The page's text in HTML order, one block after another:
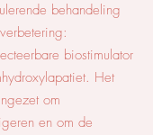
behandeling
biostimulator
Het
om
en om de